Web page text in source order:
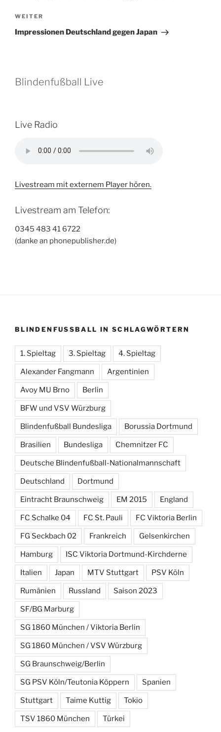
Nächster
Beitrag
WEITER
Impressionen Deutschland gegen Japan
Blindenfußball Live
Live Radio
Livestream mit externem Player hören.
Livestream am Telefon:
0345 483 41 6722
(danke an phonepublisher.de)
BLINDENFUSSBALL IN SCHLAGWÖRTERN
1. Spieltag 3. Spieltag 4. Spieltag
Alexander Fangmann Argentinien
Avoy MU Brno Berlin
BFW und VSV Würzburg
Blindenfußball Bundesliga Borussia Dortmund
Brasilien Bundesliga Chemnitzer FC
Deutsche Blindenfußball-Nationalmannschaft
Deutschland Dortmund
Eintracht Braunschweig EM 2015 England
FC Schalke 04 FC St. Pauli FC Viktoria Berlin
FG Seckbach 02 Frankreich Gelsenkirchen
Hamburg ISC Viktoria Dortmund-Kirchderne
Italien Japan MTV Stuttgart PSV Köln
Rumänien Russland Saison 2023
SF/BG Marburg
SG 1860 München / Viktoria Berlin
SG 1860 München / VSV Würzburg
SG Braunschweig/Berlin
SG PSV Köln/Teutonia Köppern Spanien
Stuttgart Taime Kuttig Tokio
TSV 1860 München Türkei